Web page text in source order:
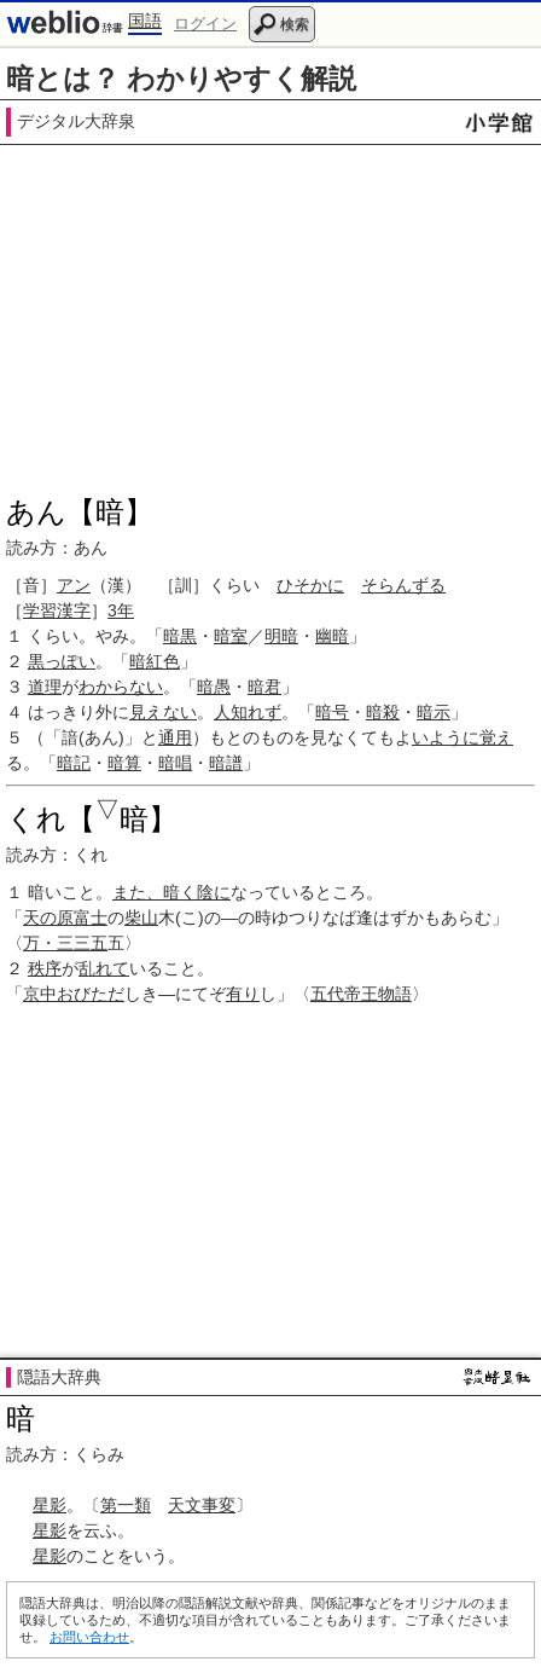
国語 ログイン 検索
暗とは？ わかりやすく解説
デジタル大辞泉
あん【暗】
読み方：あん
［音］ アン （漢） ［訓］ くらい ひそかに
そらんずる
［学習漢字］ 3年
１
くらい。やみ。「暗黒 ・ 暗室 ／明暗 ・ 幽暗 」
２ 黒っぽい。「暗紅色 」
３ 道理がわからない。「暗愚 ・ 暗君 」
４ はっきり外に 見えない。 人知れず。「暗号 ・ 暗殺 ・ 暗示 」
５
（「諳(あん)」と通用 ）もとのものを見なくてもよ いように覚え
る。「暗記 ・ 暗算 ・ 暗唱 ・ 暗譜 」
くれ【 ▽暗】
読み方：くれ
１
暗いこと。 また、 暗く 陰になっているところ。
「天の原富士の柴山木(こ)の―の時ゆつりなば逢はずかもあらむ」
〈万・三三五五〉
２ 秩序が乱れていること。
「京中おびただしき―にてぞ有り し」〈五代帝王物語〉
隠語大辞典
暗
読み方：くらみ
星影。〔第一類 天文事変〕
星影を云ふ。
星影のことをいう。
隠語大辞典は、明治以降の隠語解説文献や辞典、関係記事などをオリジナルのまま
収録しているため、不適切な項目が含れていることもあります。ご了承くださいま
せ。 お問い合わせ